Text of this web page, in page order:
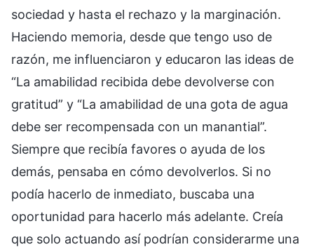
sociedad y hasta el rechazo y la marginación.
Haciendo memoria, desde que tengo uso de
razón, me influenciaron y educaron las ideas de
“La amabilidad recibida debe devolverse con
gratitud” y “La amabilidad de una gota de agua
debe ser recompensada con un manantial”.
Siempre que recibía favores o ayuda de los
demás, pensaba en cómo devolverlos. Si no
podía hacerlo de inmediato, buscaba una
oportunidad para hacerlo más adelante. Creía
que solo actuando así podrían considerarme una